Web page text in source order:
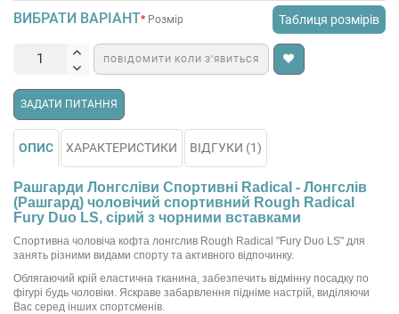
ВИБРАТИ ВАРІАНТ Таблиця розмірів
Розмір
ПОВІДОМИТИ КОЛИ З’ЯВИТЬСЯ
ЗАДАТИ ПИТАННЯ
ОПИС ХАРАКТЕРИСТИКИ ВІДГУКИ (1)
Рашгарди Лонгсліви Спортивні Radical - Лонгслів
(Рашгард) чоловічий спортивний Rough Radical
Fury Duo LS, сірий з чорними вставками
Спортивна чоловіча кофта лонгслив Rough Radical "Fury Duo LS" для
занять різними видами спорту та активного відпочинку.
Облягаючий крій еластична тканина, забезпечить відмінну посадку по
фігурі будь чоловіки. Яскраве забарвлення підніме настрій, виділяючи
Вас серед інших спортсменів.